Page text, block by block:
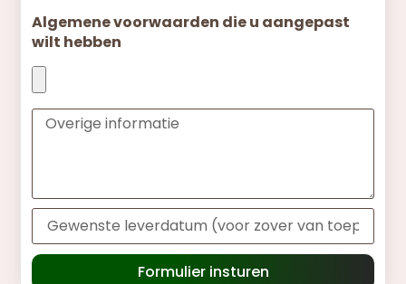
Algemene voorwaarden die u aangepast
wilt hebben
Formulier insturen